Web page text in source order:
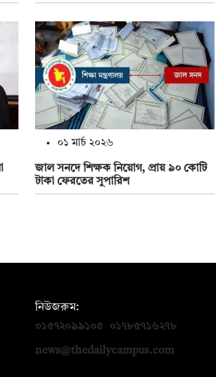
০১ মার্চ ২০২৬
জাল সনদে শিক্ষক নিয়োগ, প্রায় ৯০ কোটি
টাকা ফেরতের সুপারিশ
নিউজরুম:
০১৫৭২০৯৯১০৫
০১৭৮৫৭১৬২৭৮
news@thedailycampus.com